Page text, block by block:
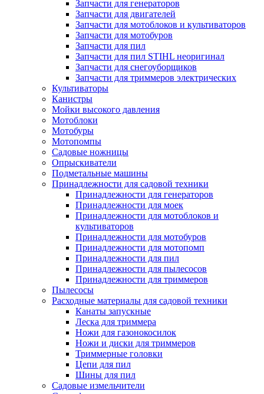
Запчасти для генераторов
Запчасти для двигателей
Запчасти для мотоблоков и культиваторов
Запчасти для мотобуров
Запчасти для пил
Запчасти для пил STIHL неоригинал
Запчасти для снегоуборщиков
Запчасти для триммеров электрических
Культиваторы
Канистры
Мойки высокого давления
Мотоблоки
Мотобуры
Мотопомпы
Садовые ножницы
Опрыскиватели
Подметальные машины
Принадлежности для садовой техники
Принадлежности для генераторов
Принадлежности для моек
Принадлежности для мотоблоков и
культиваторов
Принадлежности для мотобуров
Принадлежности для мотопомп
Принадлежности для пил
Принадлежности для пылесосов
Принадлежности для триммеров
Пылесосы
Расходные материалы для садовой техники
Канаты запускные
Леска для триммера
Ножи для газонокосилок
Ножи и диски для триммеров
Триммерные головки
Цепи для пил
Шины для пил
Садовые измельчители